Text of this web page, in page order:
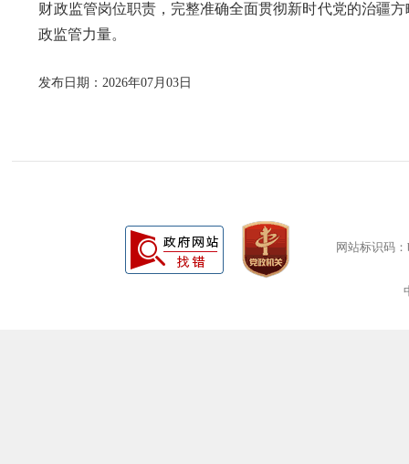
财政监管岗位职责，完整准确全面贯彻新时代党的治疆
政监管力量。
发布日期：2026年07月03日
网站标识码